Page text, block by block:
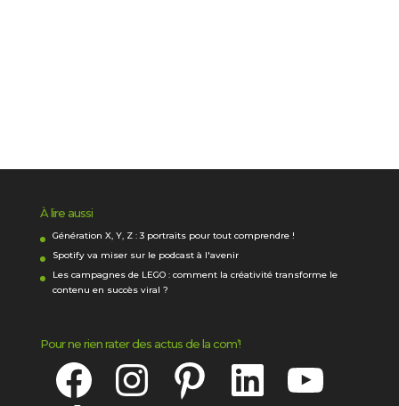
À lire aussi
Génération X, Y, Z : 3 portraits pour tout comprendre !
Spotify va miser sur le podcast à l'avenir
Les campagnes de LEGO : comment la créativité transforme le
contenu en succès viral ?
Pour ne rien rater des actus de la com’!
Facebook Instagram Pinterest LinkedIn